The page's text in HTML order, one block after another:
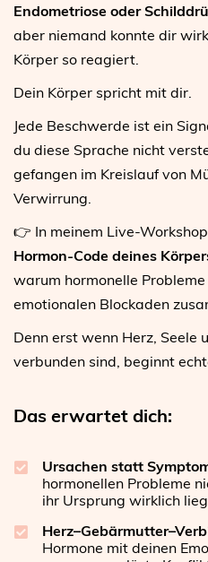
Endometriose oder
aber niemand konnte dir
Körper so reagiert.
Dein Körper spricht mit dir.
Jede Beschwerde ist ein
du diese Sprache nicht
gefangen im Kreislauf von
Verwirrung.
👉 In meinem Live-
Hormon-Code deines
warum hormonelle
emotionalen Blockaden
Denn erst wenn Herz, Seele
verbunden sind, beginnt
Das erwartet dich:
Ursachen statt
hormonellen Probleme
ihr Ursprung wirklich
Hormone mit deinen